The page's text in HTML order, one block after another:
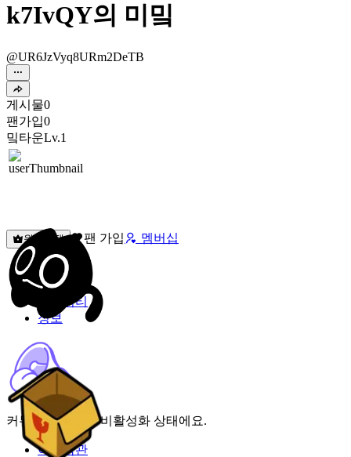
k7IvQY의 미밐
@UR6JzVyq8URm2DeTB
게시물0
팬가입0
밐타운Lv.1
원픽선택 팬 가입 멤버십
밐타운
피드
커뮤니티
정보
커뮤니티 기능이 비활성화 상태에요.
이용약관